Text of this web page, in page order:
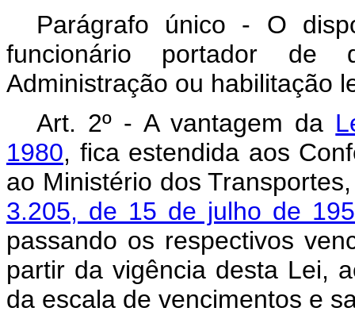
Parágrafo único - O
funcionário portador de
Administração ou habilitação
Art. 2º - A vantagem da
1980, fica estendida aos
ao Ministério dos
3.205, de 15 de julho de
passando os respectivos
partir da vigência desta Lei,
da escala de vencimentos e